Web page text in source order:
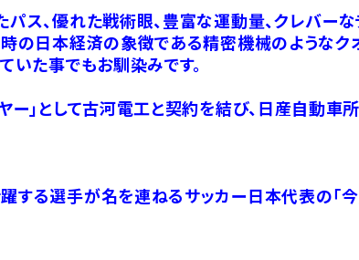
ス、優れた戦術眼、豊富な運動量、クレバーな
の日本経済の象徴である精密機械のようなク
いた事でもお馴染みです。
」として古河電工と契約を結び、日産自動車
る選手が名を連ねるサッカー日本代表の「今